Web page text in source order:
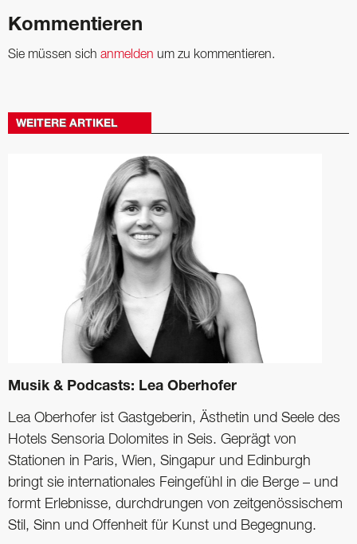
Kommentieren
Sie müssen sich anmelden um zu kommentieren.
WEITERE ARTIKEL
Musik & Podcasts: Lea Oberhofer
Lea Oberhofer ist Gast­geberin, Ästhetin und Seele des
Hotels Sensoria Dolomites in Seis. Geprägt von
Stationen in Paris, Wien, Singapur und Edinburgh
bringt sie internationales ­Feingefühl in die Berge – und
formt Erlebnisse, durchdrungen von zeitgenössischem
Stil, Sinn und Offenheit für Kunst und Begegnung.